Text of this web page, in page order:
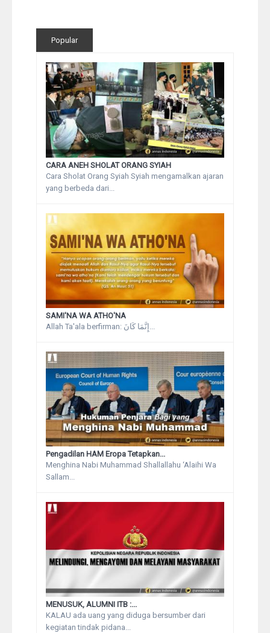
Popular
CARA ANEH SHOLAT ORANG SYIAH
Cara Sholat Orang Syiah Syiah mengamalkan ajaran
yang berbeda dari...
SAMI'NA WA ATHO'NA
Pengadilan HAM Eropa Tetapkan...
Menghina Nabi Muhammad Shallallahu ‘Alaihi Wa
Sallam...
MENUSUK, ALUMNI ITB :...
KALAU ada uang yang diduga bersumber dari
kegiatan tindak pidana...